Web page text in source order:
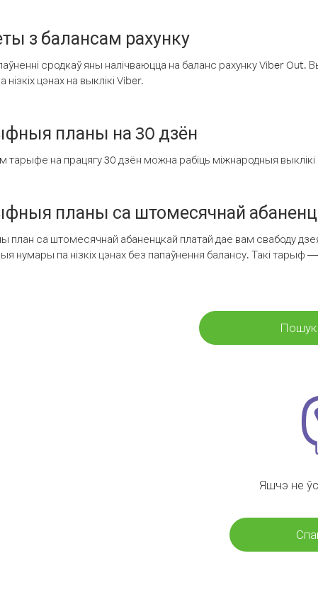
з балансам рахунку
сродкаў яны налічваюцца на баланс рахунку Viber
нізкіх цэнах на выклікі Viber.
планы на 30 дзён
тарыфе на працягу 30 дзён можна рабіць міжнародныя выклікі
планы са штомесячнай
план са штомесячнай абаненцкай платай дае вам свабоду
нумары па нізкіх цэнах без папаўнення балансу. Такі тарыф
Пошук
Яшчэ не